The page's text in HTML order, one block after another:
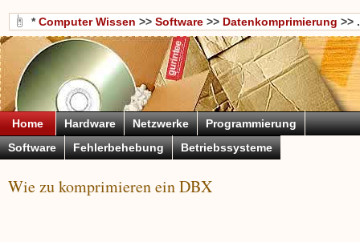
*Computer Wissen >> Software >> Datenkomprimierung >> .
Home Hardware Netzwerke
Programmierung
Software
Fehlerbehebung Betriebssysteme
Wie zu komprimieren ein DBX